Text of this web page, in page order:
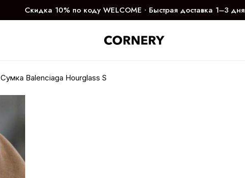
Скидка 10% по коду WELCOME ∙ Быстрая доставка 1–3 дня
Сумка Balenciaga Hourglass S